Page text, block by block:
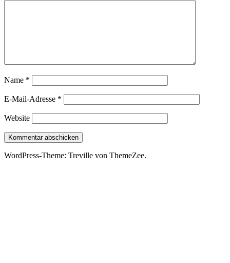
Name *
E-Mail-Adresse *
Website
WordPress-Theme: Treville von ThemeZee.